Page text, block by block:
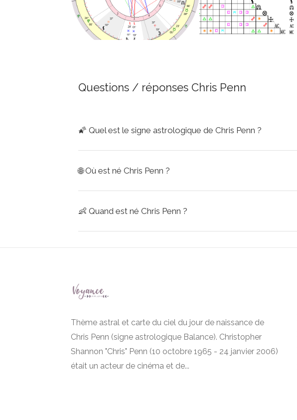
Questions / réponses Chris Penn
🌠 Quel est le signe astrologique de Chris Penn ?
🌐Où est né Chris Penn ?
👶 Quand est né Chris Penn ?
Thème astral et carte du ciel du jour de naissance de
Chris Penn (signe astrologique Balance). Christopher
Shannon "Chris" Penn (10 octobre 1965 - 24 janvier 2006)
était un acteur de cinéma et de...